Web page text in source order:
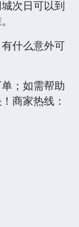
次日可以到
什么意外可
；如需帮助
商家热线：